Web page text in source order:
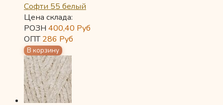
Софти 55 белый
Цена склада:
РОЗН 400,40 Руб
ОПТ286 Руб